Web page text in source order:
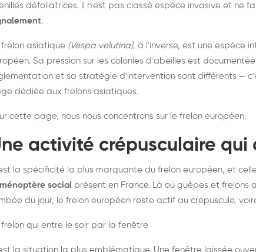
défoliatrices. Il n'est pas classé espèce invasive et ne
.
frelon asiatique (Vespa velutina), à l'inverse, est une espèce
Sa pression sur les colonies d'abeilles est
et sa stratégie d'intervention sont différents —
dédiée aux frelons asiatiques.
cette page, nous nous concentrons sur le frelon européen.
activité crépusculaire qui
la spécificité la plus marquante du frelon européen, et
social
présent en France. Là où guêpes et
du jour, le frelon européen reste actif au crépuscule,
frelon qui entre le soir par la fenêtre
la situation la plus emblématique. Une fenêtre laissée